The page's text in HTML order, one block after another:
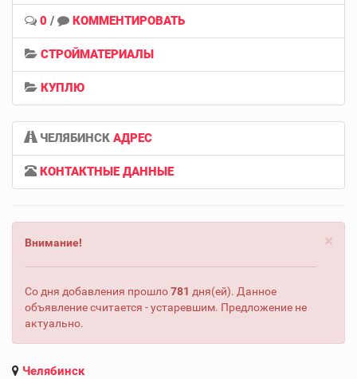
0 / КОММЕНТИРОВАТЬ
СТРОЙМАТЕРИАЛЫ
КУПЛЮ
ЧЕЛЯБИНСК АДРЕС
КОНТАКТНЫЕ ДАННЫЕ
×
Внимание!
Со дня добавления прошло781 дня(ей). Данное
объявление считается - устаревшим. Предложение не
актуально.
Челябинск